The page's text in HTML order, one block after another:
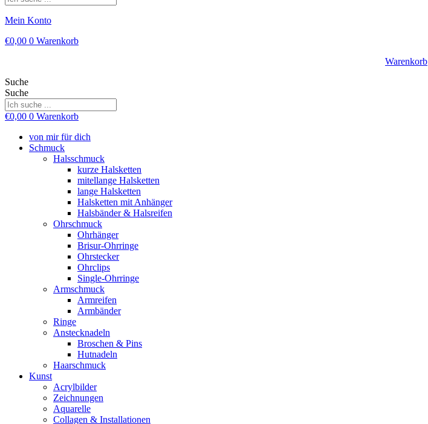
Mein Konto
€0,00 0 Warenkorb
Warenkorb
Suche
Suche
€0,00 0 Warenkorb
von mir für dich
Schmuck
Halsschmuck
kurze Halsketten
mitellange Halsketten
lange Halsketten
Halsketten mit Anhänger
Halsbänder & Halsreifen
Ohrschmuck
Ohrhänger
Brisur-Ohrringe
Ohrstecker
Ohrclips
Single-Ohrringe
Armschmuck
Armreifen
Armbänder
Ringe
Anstecknadeln
Broschen & Pins
Hutnadeln
Haarschmuck
Kunst
Acrylbilder
Zeichnungen
Aquarelle
Collagen & Installationen